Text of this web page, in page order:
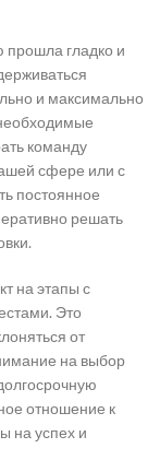
прошла гладко и
и максимально
команду
сфере или с
постоянное
решать
на этапы с
Это
от
на выбор
отношение к
на успех и